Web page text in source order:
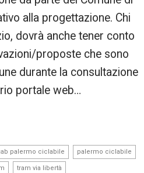
alla progettazione. Chi
dovrà anche tener conto
proposte che sono
durante la consultazione
portale web…
palermo ciclabile palermo ciclabile
tram via libertà